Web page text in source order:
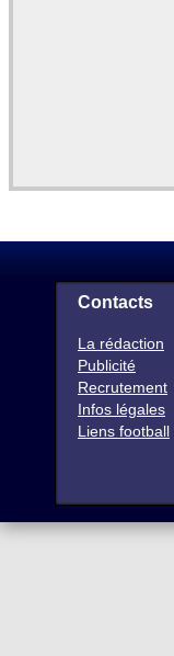
Contacts
La rédaction
Publicité
Recrutement
Infos légales
Liens football